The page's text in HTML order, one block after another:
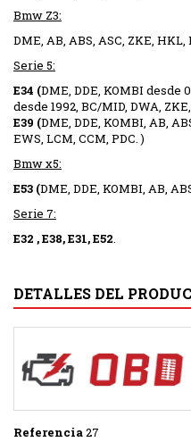
Bmw Z3:
DME, AB, ABS, ASC, ZKE, HKL,
Serie 5:
E34 (DME, DDE, KOMBI desde
desde 1992, BC/MID, DWA,
E39 (DME, DDE, KOMBI, AB,
EWS, LCM, CCM, PDC. )
Bmw x5:
E53 (DME, DDE, KOMBI, AB,
Serie 7:
E32 ,E38, E31, E52.
DETALLES DEL
Referencia27